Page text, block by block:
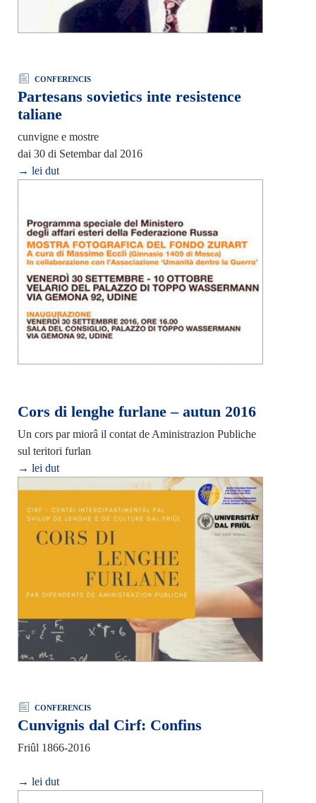
CONFERENCIS
Partesans sovietics inte resistence
taliane
cunvigne e mostre
dai 30 di Setembar dal 2016
→ lei dut
Cors di lenghe furlane – autun 2016
Un cors par miorâ il contat de Aministrazion Publiche
sul teritori furlan
→ lei dut
CONFERENCIS
Cunvignis dal Cirf: Confins
Friûl 1866-2016
→ lei dut